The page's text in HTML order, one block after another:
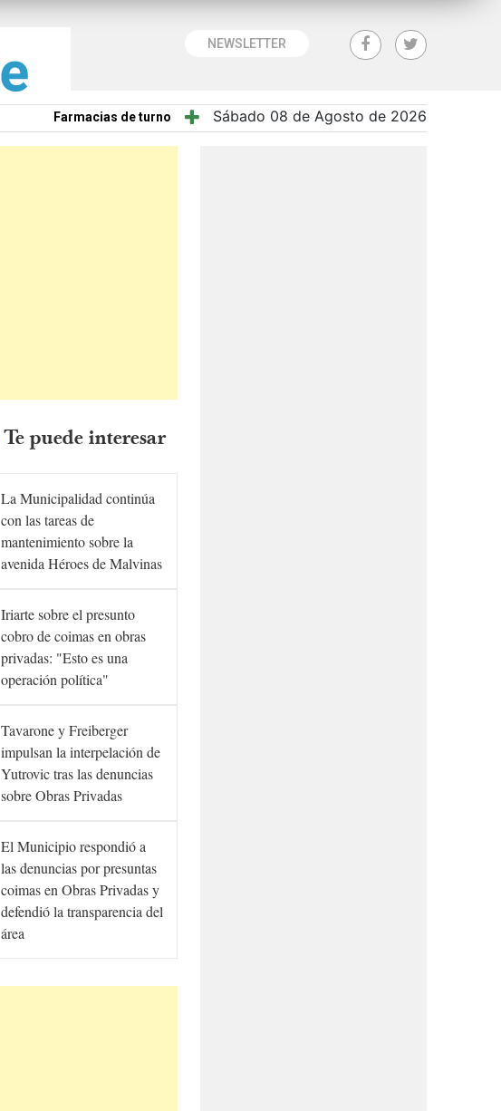
NEWSLETTER
Farmacias de turno Sábado 08 de Agosto de 2026
Te puede interesar
La Municipalidad continúa
con las tareas de
mantenimiento sobre la
avenida Héroes de Malvinas
Iriarte sobre el presunto
cobro de coimas en obras
privadas: "Esto es una
operación política"
Tavarone y Freiberger
impulsan la interpelación de
Yutrovic tras las denuncias
sobre Obras Privadas
El Municipio respondió a
las denuncias por presuntas
coimas en Obras Privadas y
defendió la transparencia del
área